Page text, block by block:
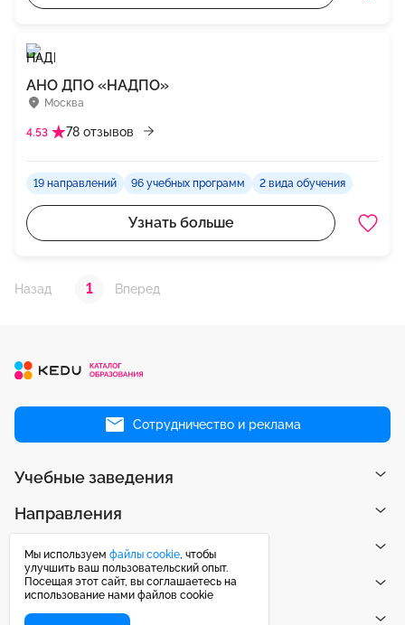
Москва
АНО ДПО «НАДПО»
4.53 78 отзывов
19 направлений 96 учебных программ 2 вида обучения
Узнать больше
Назад 1 Вперед
Сотрудничество и реклама
Учебные заведения
Направления
Рейтинги
Публикации
Мы используем файлы cookie, чтобы
улучшить ваш пользовательский опыт.
Посещая этот сайт, вы соглашаетесь на
использование нами файлов cookie